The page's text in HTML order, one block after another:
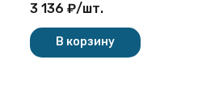
3 136 ₽/шт.
В корзину